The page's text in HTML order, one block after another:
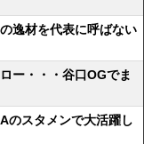
逸材を代表に呼ばない
ー・・・谷口OGでま
のスタメンで大活躍し